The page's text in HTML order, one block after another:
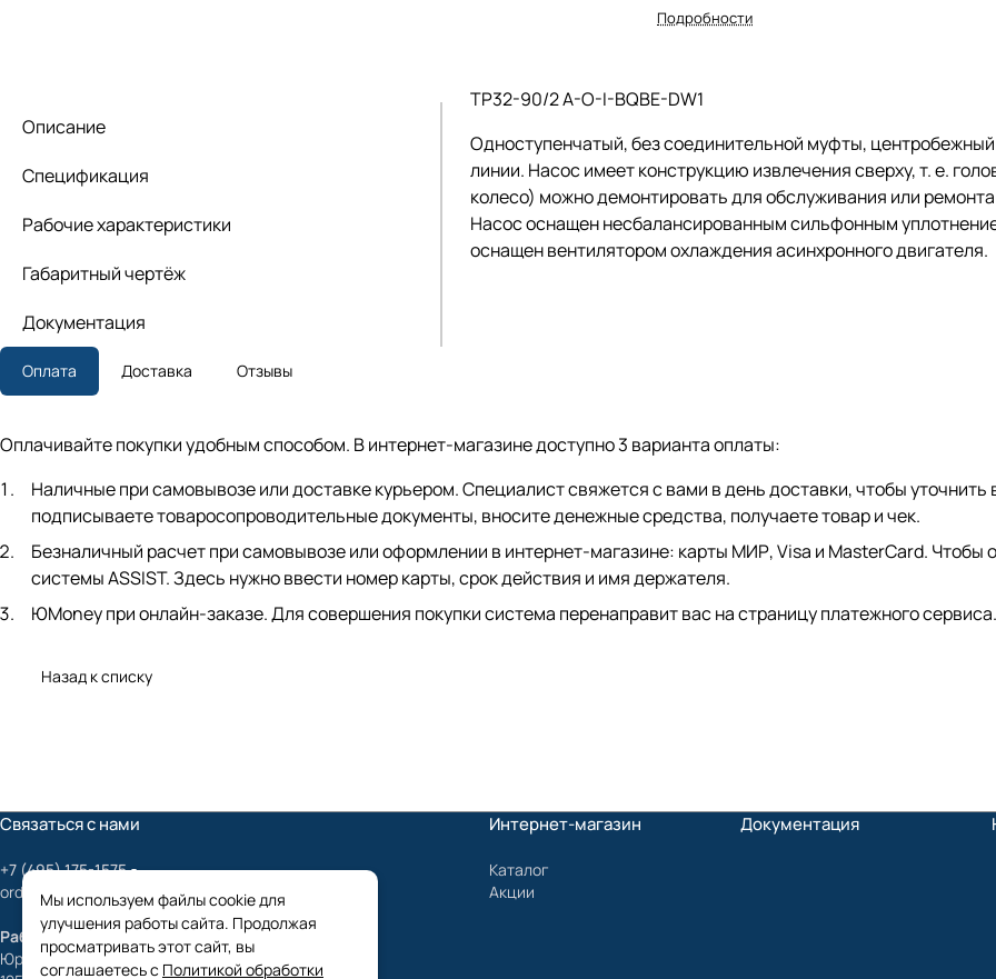
Подробности
Описание
Спецификация
Рабочие характеристики
Габаритный чертёж
Документация
TP32-90/2 A-O-I-BQBE-DW1
Одноступенчатый, без соединительной муфты,
линии. Насос имеет конструкцию извлечения сверху,т. е.
колесо) можно демонтировать для обслуживания или
Насос оснащен несбалансированным сильфонным
оснащен вентилятором охлаждения асинхронного двигателя.
Оплата Доставка Отзывы
Оплачивайте покупки удобным способом. В интернет-магазине доступно 3 варианта оплаты:
Наличные при самовывозе или доставке курьером. Специалист свяжется с вами в день доставки, чтобы
подписываете товаросопроводительные документы, вносите денежные средства, получаете товар и чек.
Безналичный расчет при самовывозе или оформлении в интернет-магазине: карты МИР, Visa и MasterCard. Чтобы
системы ASSIST. Здесь нужно ввести номер карты, срок действия и имя держателя.
ЮMoney при онлайн-заказе. Для совершения покупки система перенаправит вас на страницу платежного
Назад к списку
Связаться с нами
+7 (495) 175-1575
order@mygrundfos.ru
Работаем только с юридическими лицами
Юридический адрес:
Интернет-магазин
Каталог
Акции
Документация
Мы используем файлы cookie для
улучшения работы сайта. Продолжая
просматривать этот сайт, вы
соглашаетесь с Политикой обработки